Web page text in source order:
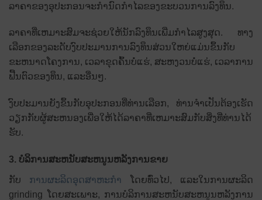
ລາຄາຂອງອຸປະກອນຈະກໍານົດກໍາໄລຂອງຂະບວນການລົງທຶນ.
ລາຄາທີ່ເຫມາະສົມຈະຊ່ວຍໃຫ້ນັກລົງທຶນເພີ່ມກໍາໄລສູງສຸດ. ທາງ
ເລືອກຂອງລະດັບງົບປະມານການລົງທຶນສ່ວນໃຫຍ່ແມ່ນຂຶ້ນກັບ
ຂະຫນາດໂຄງການ, ເວລາຂຸດຄົ້ນບໍ່ແຮ່, ສະຫງວນບໍ່ແຮ່, ເວລາການ
ຟື້ນຕົວຂອງທຶນ, ແລະອື່ນໆ.
ງົບປະມານຍັງຂຶ້ນກັບອຸປະກອນທີ່ທ່ານເລືອກ, ທ່ານຈໍາເປັນຕ້ອງເຮັດ
ວຽກກັບຜູ້ສະຫນອງເພື່ອໃຫ້ໄດ້ລາຄາທີ່ເຫມາະສົມກັບສິ່ງທີ່ທ່ານໄດ້
ຮັບ.
3. ບໍລິການສະຫນັບສະຫນູນຫລັງການຂາຍ
ກັບ ການຜະລິດອຸດສາຫະກໍາ ໂດຍທົ່ວໄປ, ແລະໃນການຜະລິດ
grinding ໂດຍສະເພາະ, ການບໍລິການສະຫນັບສະຫນູນຫລັງການ